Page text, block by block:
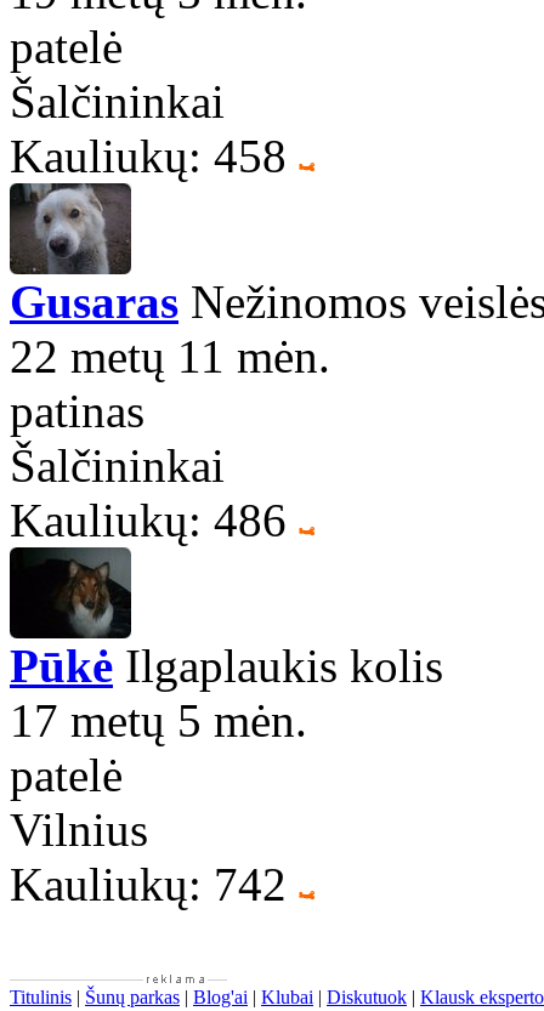
patelė
Šalčininkai
Kauliukų: 458
Gusaras Nežinomos
22 metų 11 mėn.
patinas
Šalčininkai
Kauliukų: 486
Pūkė Ilgaplaukis kolis
17 metų 5 mėn.
patelė
Vilnius
Kauliukų: 742
Titulinis | Šunų parkas | Blog'ai | Klubai | Diskutuok | Klausk eksperto